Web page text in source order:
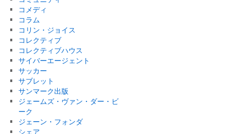
コメディ
コラム
コリン・ジョイス
コレクティブ
コレクティブハウス
サイバーエージェント
サッカー
サブレット
サンマーク出版
ジェームズ・ヴァン・ダー・ビ
ーク
ジェーン・フォンダ
シェア